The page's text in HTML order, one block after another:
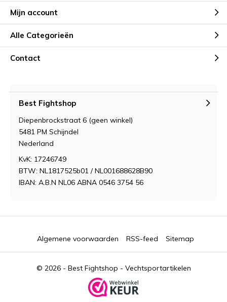
Mijn account
Alle Categorieën
Contact
Best Fightshop
Diepenbrockstraat 6 (geen winkel)
5481 PM Schijndel
Nederland
KvK: 17246749
BTW: NL1817525b01 / NL001688628B90
IBAN: A.B.N NL06 ABNA 0546 3754 56
© 2026 - Best Fightshop - Vechtsportartikelen
Algemene voorwaarden RSS-feed Sitemap